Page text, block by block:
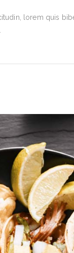
lorem quis